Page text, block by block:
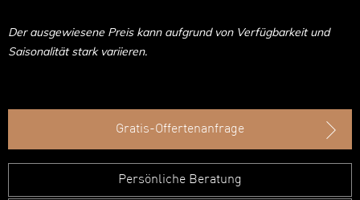
Der ausgewiesene Preis kann aufgrund von Verfügbarkeit und
Saisonalität stark variieren.
Gratis-Offertenanfrage
Persönliche Beratung